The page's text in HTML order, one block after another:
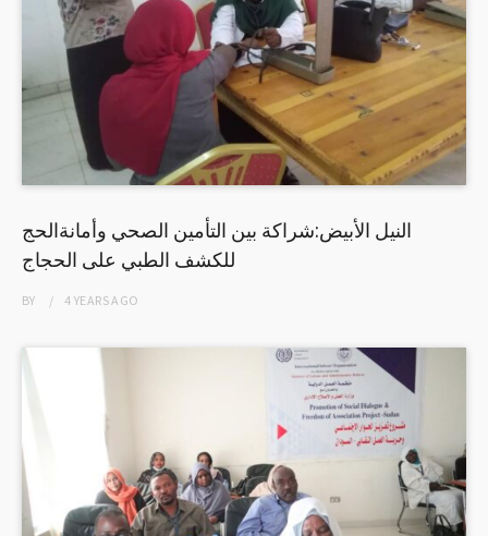
النيل الأبيض:شراكة بين التأمين الصحي وأمانةالحج
للكشف الطبي على الحجاج
BY 4 YEARSAGO